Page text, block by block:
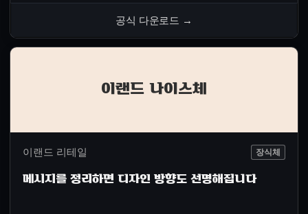
공식 다운로드 →
이랜드 나이스체
이랜드 리테일 장식체
메시지를 정리하면 디자인 방향도 선명해집니다